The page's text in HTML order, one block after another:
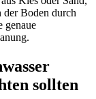
der Boden durch
genaue
sollten